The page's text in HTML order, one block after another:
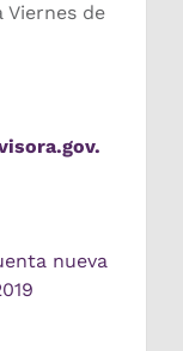
Viernes de
nueva